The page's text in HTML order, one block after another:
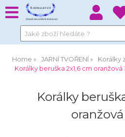
Home JARNÍ TVOŘENÍ
Korálky
Korálky beruška 2x1,6 cm oranžová
Korálky